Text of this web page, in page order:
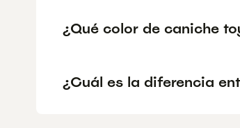
¿Qué color de caniche
¿Cuál es la diferencia